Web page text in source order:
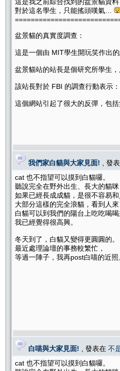
對於這名學生，只能搖頭嘆氣…
盆景貓的真實度調查：
這是一個由 MIT學生開玩笑作出
盆景貓站的站長是個研究所學生
該站長對於 FBI 的調查行動表示
這個網站引起了很大的反彈，包
我們家白貓與大家見面! , 發
cat 也不指望可以摸到白貓囉。
聽說完全在野外出生、長大的貓咪
如果已經長成成貓，是很不容易和
大部分這樣的完全浪貓，看到人來
白貓可以到我們的陽台上吃吃喝喝
我已經覺得很高興。
冬天到了，白貓又變得更圓圓的。
最近處理論壇的事務較繁忙，
等過一陣子，我再post白喵的近
白喵與大家見面! , 發表在 不
cat 也不指望可以摸到白貓囉。